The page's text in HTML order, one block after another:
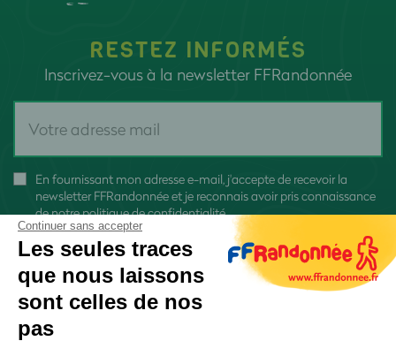
RESTEZ INFORMÉS
Inscrivez-vous à la newsletter FFRandonnée
En fournissant mon adresse e-mail, j'accepte de recevoir la
newsletter FFRandonnée et je reconnais avoir pris connaissance
denotre politique de confidentialité
Continuer sans accepter
Les seules traces
que nous laissons
sont celles de nos
pas